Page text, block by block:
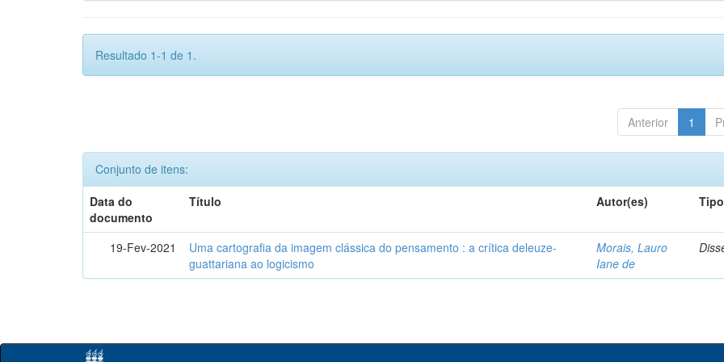
Resultado 1-1 de 1.
Anterior 1
Conjunto de itens:
Data do
documento
Título Autor(es) Tipo
19-Fev-2021
Uma cartografia da imagem clássica do pensamento : a crítica deleuze-
guattariana ao logicismo
Morais, Lauro
Iane de